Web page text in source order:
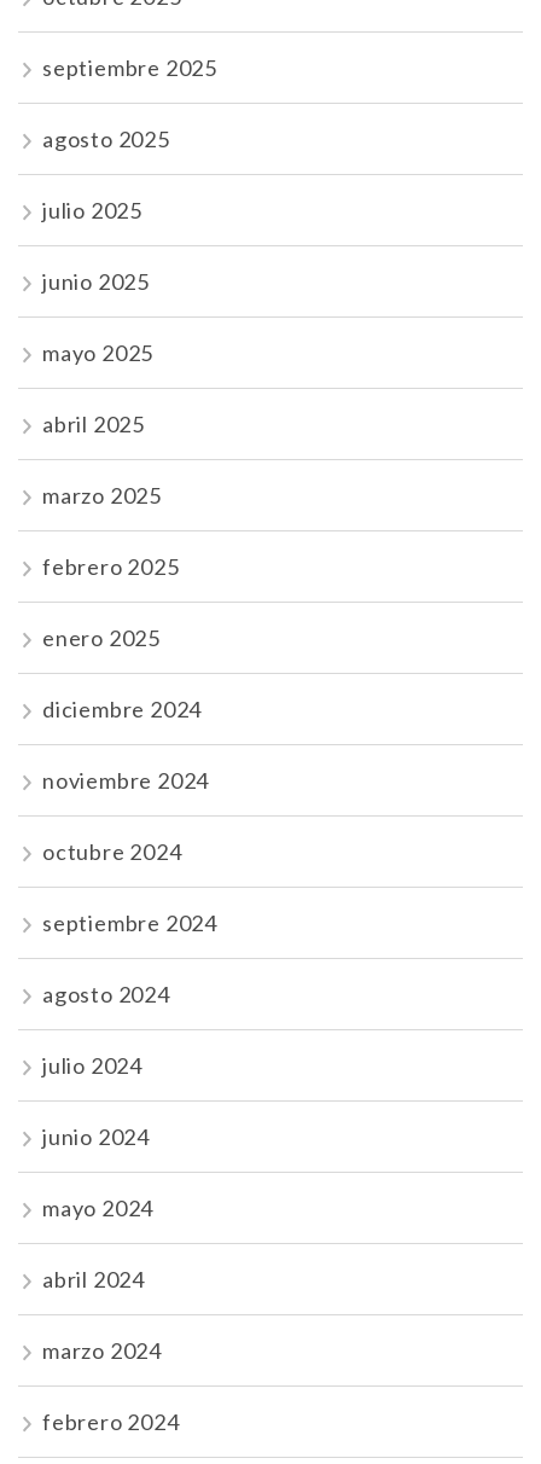
septiembre 2025
agosto 2025
julio 2025
junio 2025
mayo 2025
abril 2025
marzo 2025
febrero 2025
enero 2025
diciembre 2024
noviembre 2024
octubre 2024
septiembre 2024
agosto 2024
julio 2024
junio 2024
mayo 2024
abril 2024
marzo 2024
febrero 2024